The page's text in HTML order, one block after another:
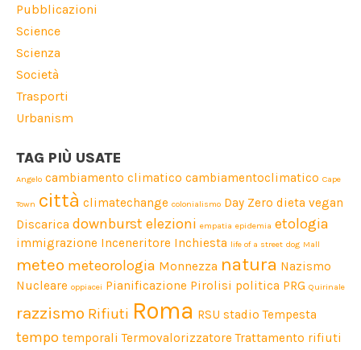
Pubblicazioni
Science
Scienza
Società
Trasporti
Urbanism
TAG PIÙ USATE
Angelo cambiamento climatico cambiamentoclimatico Cape
Town città climatechange colonialismo Day Zero dieta vegan
Discarica downburst elezioni empatia epidemia etologia
immigrazione Inceneritore Inchiesta life of a street dog Mall
meteo meteorologia Monnezza natura Nazismo
Nucleare oppiacei Pianificazione Pirolisi politica PRG Quirinale
razzismo Rifiuti Roma RSU stadio Tempesta
tempo temporali Termovalorizzatore Trattamento rifiuti